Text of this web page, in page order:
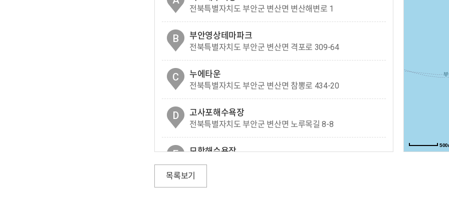
전북특별자치도 부안군 변산면 변산해변로 1
B 부안영상테마파크
전북특별자치도 부안군 변산면 격포로 309-64
C 누에타운
전북특별자치도 부안군 변산면 참뽕로 434-20
D 고사포해수욕장
전북특별자치도 부안군 변산면 노루목길 8-8
E 모항해수욕장
전북특별자치도 부안군 변산면 모항길 23-1
변산해수욕장
목록보기